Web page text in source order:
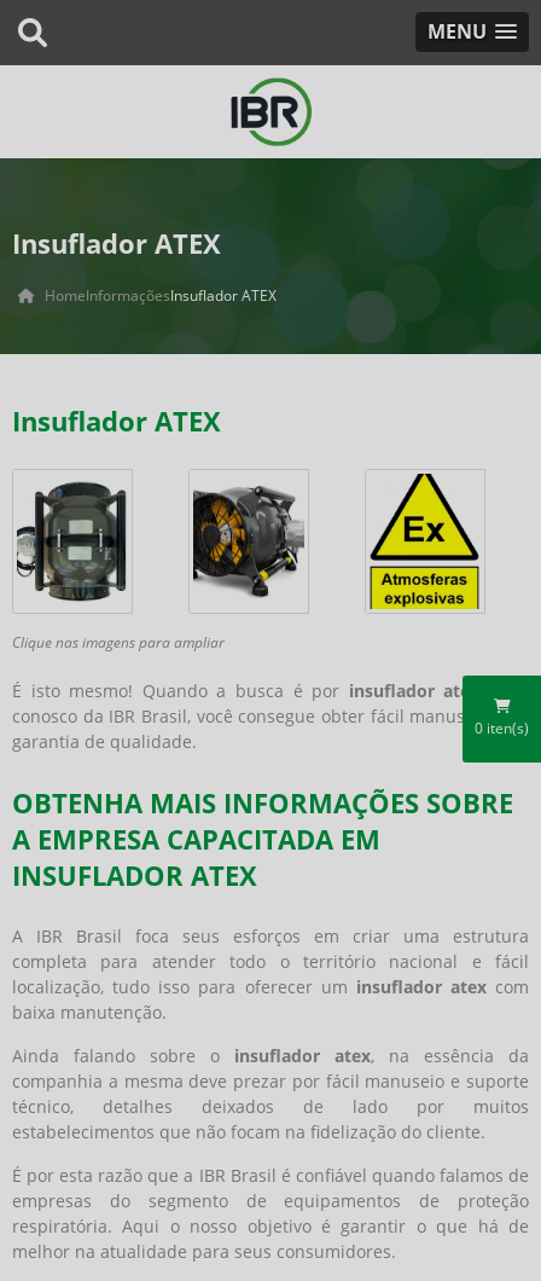
MENU
0 iten(s)
Insuflador ATEX
HomeInformaçõesInsuflador ATEX
Insuflador ATEX
Clique nas imagens para ampliar
É isto mesmo! Quando a busca é por insuflador atex
conosco da IBR Brasil, você consegue obter fácil manuseio com
garantia de qualidade.
OBTENHA MAIS INFORMAÇÕES SOBRE
A EMPRESA CAPACITADA EM
INSUFLADOR ATEX
A IBR Brasil foca seus esforços em criar uma estrutura
completa para atender todo o território nacional e fácil
localização, tudo isso para oferecer um insuflador atexcom
baixa manutenção.
Ainda falando sobre o insuflador atex, na essência da
companhia a mesma deve prezar por fácil manuseio e suporte
técnico, detalhes deixados de lado por muitos
estabelecimentos que não focam na fidelização do cliente.
É por esta razão que a IBR Brasil é confiável quando falamos de
empresas do segmento de equipamentos de proteção
respiratória. Aqui o nosso objetivo é garantir o que há de
melhor na atualidade para seus consumidores.